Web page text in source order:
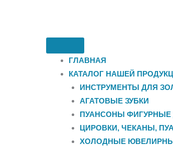
ГЛАВНАЯ
КАТАЛОГ НАШЕЙ
ИНСТРУМЕНТЫ ДЛЯ
АГАТОВЫЕ ЗУБКИ
ПУАНСОНЫ ФИГУРНЫЕ
ЦИРОВКИ, ЧЕКАНЫ,
ХОЛОДНЫЕ